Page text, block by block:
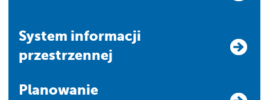
system informacji
przestrzennej
Planowanie